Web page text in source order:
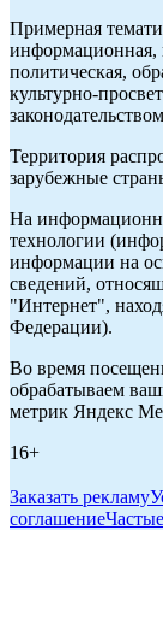
Примерная
информационная,
политическая,
культурно-
Территория
зарубежные
На
технологии
информации на
сведений,
"Интернет",
Федерации).
Во время
обрабатываем
метрик Яндекс
16+
Заказать рекламу
соглашение